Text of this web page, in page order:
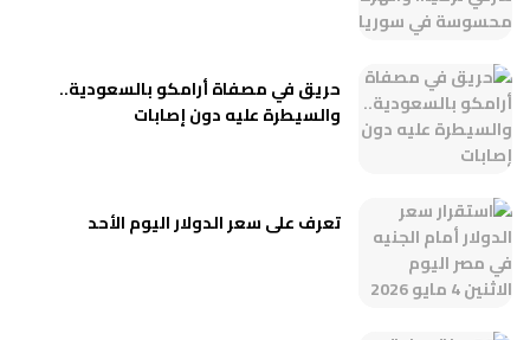
حريق في مصفاة أرامكو بالسعودية..
والسيطرة عليه دون إصابات
تعرف على سعر الدولار اليوم الأحد